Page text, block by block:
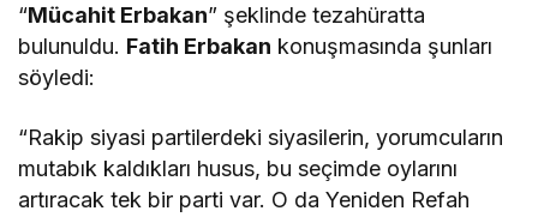
“Mücahit Erbakan” şeklinde tezahüratta
bulunuldu. Fatih Erbakan konuşmasında şunları
söyledi:
“Rakip siyasi partilerdeki siyasilerin, yorumcuların
mutabık kaldıkları husus, bu seçimde oylarını
artıracak tek bir parti var. O da Yeniden Refah